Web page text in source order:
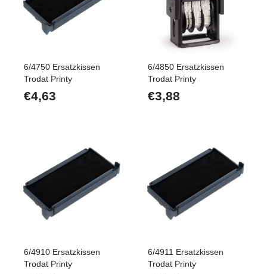
6/4750 Ersatzkissen
Trodat Printy
€4,63
6/4850 Ersatzkissen
Trodat Printy
€3,88
6/4910 Ersatzkissen
Trodat Printy
6/4911 Ersatzkissen
Trodat Printy